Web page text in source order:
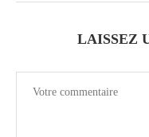
LAISSEZ